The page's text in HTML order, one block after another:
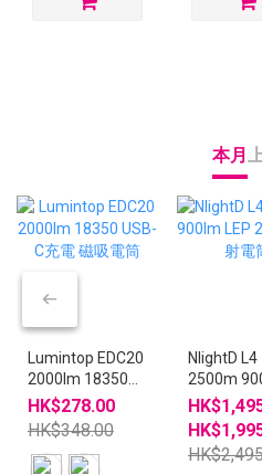
本月
Lumintop EDC20
2000lm 18350
USB-C充電 磁吸
電筒
HK$278.00
HK$348.00
NlightD L4
2500m
LEP 21700
電筒